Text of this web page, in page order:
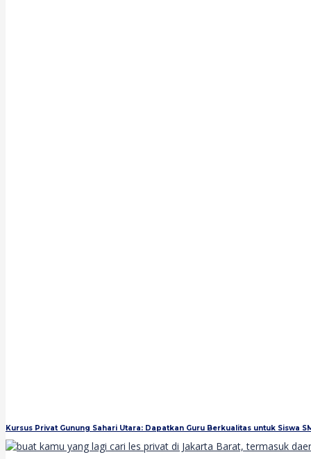
Kursus Privat Gunung Sahari Utara: Dapatkan Guru Berkualitas untuk Siswa